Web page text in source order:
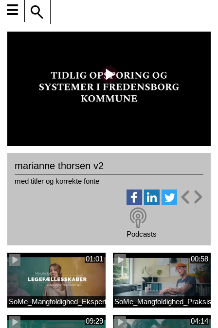
☰
marianne thorsen v2
med titler og korrekte fonte
Podcasts
01:01
SoMe_Mangfoldighed_Ekspert
00:58
SoMe_Mangfoldighed_Praksis
09:29 04:14